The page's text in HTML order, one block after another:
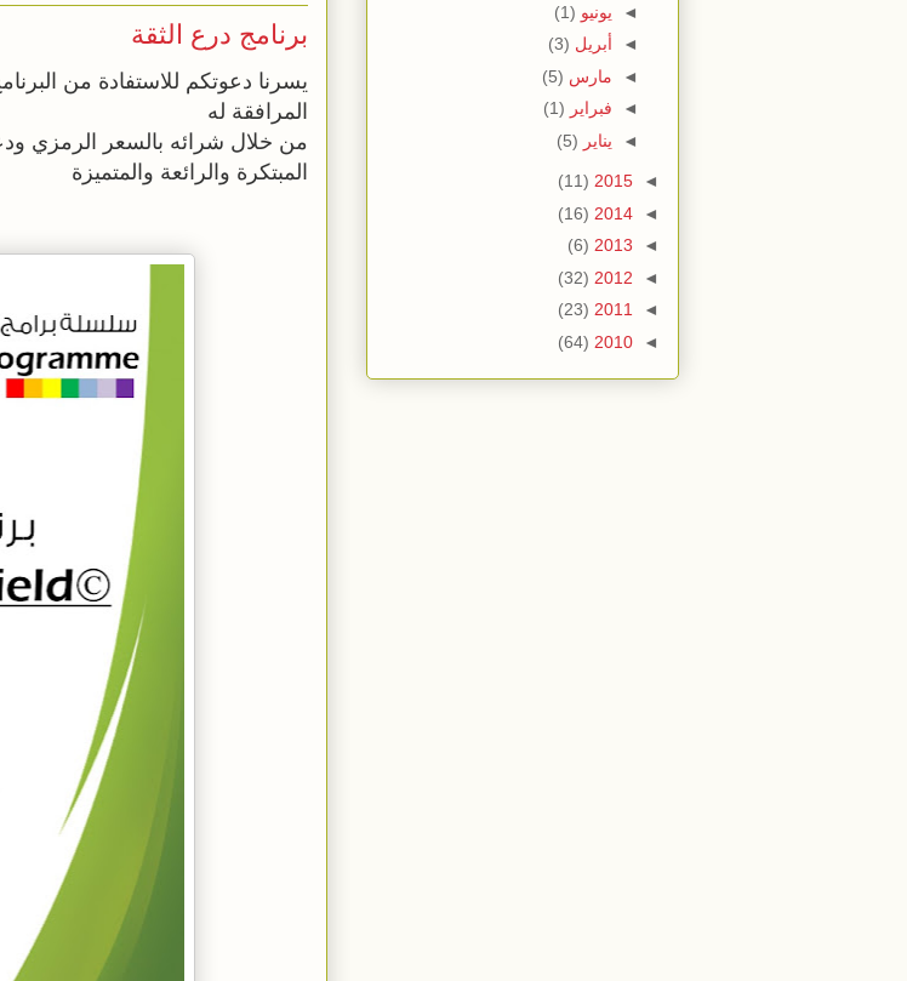
برنامج درع الثقة
يسرنا دعوتكم للاستفادة من
المرافقة له
من خلال شرائه بالسعر الرمزي
المبتكرة والرائعة والمتميزة
◄ يونيو (1)
◄ أبريل (3)
◄ مارس (5)
◄ فبراير (1)
◄ يناير (5)
◄
2015
(11)
◄
2014
(16)
◄
2013
(6)
◄
2012
(32)
◄
2011
(23)
◄
2010
(64)